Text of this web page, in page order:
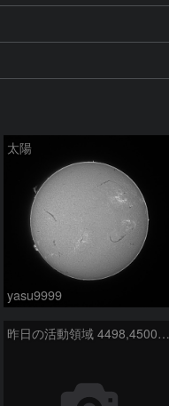
太陽
yasu9999
昨日の活動領域 4498,4500：2026/08/05